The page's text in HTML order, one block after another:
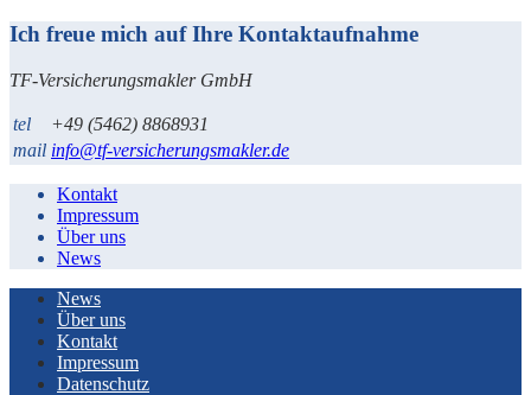
Ich freue mich auf Ihre Kontaktaufnahme
TF-Versicherungsmakler GmbH
tel
+49 (5462) 8868931
mail info@tf-versicherungsmakler.de
Kontakt
Impressum
Über uns
News
News
Über uns
Kontakt
Impressum
Datenschutz